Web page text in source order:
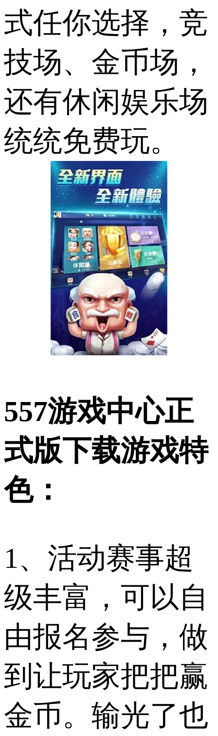
式任你选择，竞
技场、金币场，
还有休闲娱乐场
统统免费玩。
557游戏中心正
式版下载游戏特
色：
1、活动赛事超
级丰富，可以自
由报名参与，做
到让玩家把把赢
金币。输光了也